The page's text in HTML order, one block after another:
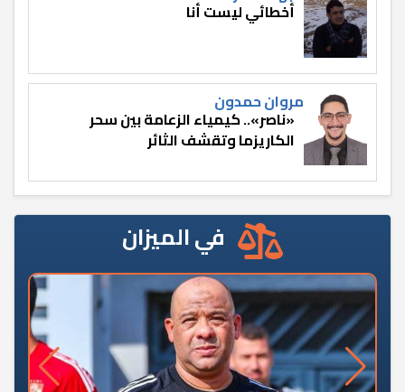
أخطائي ليست أنا
مروان حمدون
«ناصر».. كيمياء الزعامة بين سحر
الكاريزما وتقشف الثائر
في الميزان